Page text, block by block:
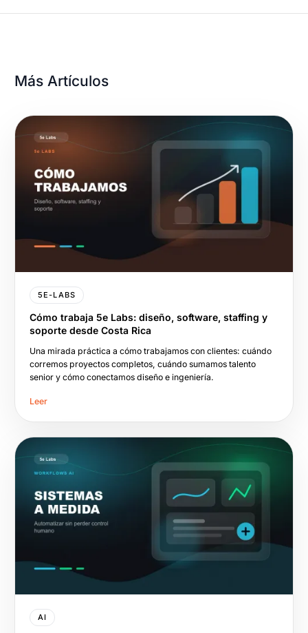
Más Artículos
5E-LABS
Cómo trabaja 5e Labs: diseño, software, staffing y
soporte desde Costa Rica
Una mirada práctica a cómo trabajamos con clientes: cuándo
corremos proyectos completos, cuándo sumamos talento
senior y cómo conectamos diseño e ingeniería.
Leer
AI